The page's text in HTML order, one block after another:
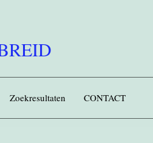
Zoekresultaten CONTACT